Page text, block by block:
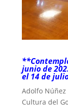
junio de
el 14 de
Adolfo Núñez
Cultura del